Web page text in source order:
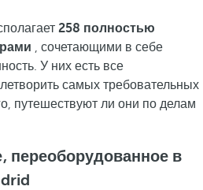
258 полностью
, сочетающими в себе
У них есть все
самых требовательных
путешествуют ли они по делам
переоборудованное в